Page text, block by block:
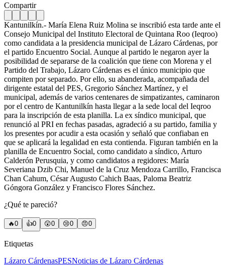
Compartir
Kantunilkín.- María Elena Ruiz Molina se inscribió esta tarde ante el
Consejo Municipal del Instituto Electoral de Quintana Roo (Ieqroo)
como candidata a la presidencia municipal de Lázaro Cárdenas, por
el partido Encuentro Social. Aunque al partido le negaron ayer la
posibilidad de separarse de la coalición que tiene con Morena y el
Partido del Trabajo, Lázaro Cárdenas es el único municipio que
compiten por separado. Por ello, su abanderada, acompañada del
dirigente estatal del PES, Gregorio Sánchez Martínez, y el
municipal, además de varios centenares de simpatizantes, caminaron
por el centro de Kantunilkín hasta llegar a la sede local del Ieqroo
para la inscripción de esta planilla. La ex síndico municipal, que
renunció al PRI en fechas pasadas, agradeció a su partido, familia y
los presentes por acudir a esta ocasión y señaló que confiaban en
que se aplicará la legalidad en esta contienda. Figuran también en la
planilla de Encuentro Social, como candidato a síndico, Arturo
Calderón Perusquia, y como candidatos a regidores: María
Severiana Dzib Chi, Manuel de la Cruz Mendoza Carrillo, Francisca
Chan Cahum, César Augusto Cahich Baas, Paloma Beatriz
Góngora González y Francisco Flores Sánchez.
¿Qué te pareció?
🔥0 👍0 😲0 😢0 😠0
Etiquetas
Lázaro CárdenasPESNoticias de Lázaro Cárdenas